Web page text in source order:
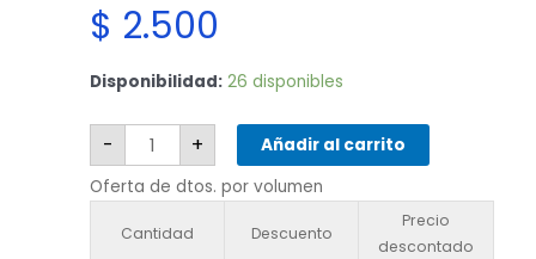
$ 2.500
Disponibilidad: 26 disponibles
-
Motorola
G53
cantidad
+
Añadir al carrito
Oferta de dtos. por volumen
Cantidad Descuento
Precio
descontado